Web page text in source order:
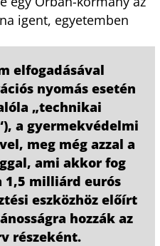
igent, egyetemben
elfogadásával
nyomás esetén
„technikai
a gyermekvédelmi
meg még azzal a
ami akkor fog
milliárd eurós
eszközhöz előírt
hozzák az
részeként.